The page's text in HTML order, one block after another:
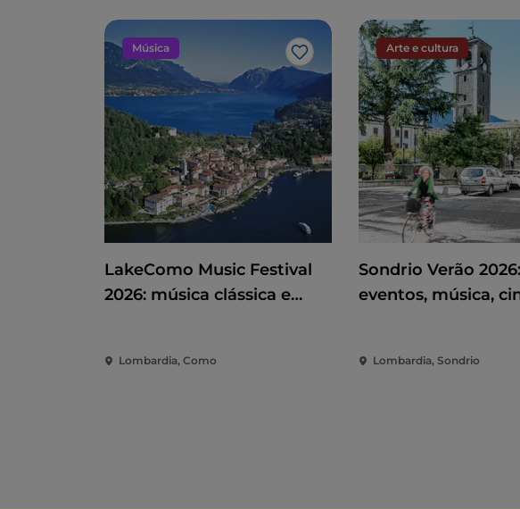
Música
Gosto
LakeComo Music Festival
2026: música clássica e
Lombardia, Como
Arte e cultura
Sondrio Verão 2026:
eventos, música,
Lombardia, Sondrio